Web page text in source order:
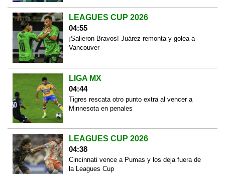
LEAGUES CUP 2026
04:55
¡Salieron Bravos! Juárez remonta y golea a
Vancouver
LIGA MX
04:44
Tigres rescata otro punto extra al vencer a
Minnesota en penales
LEAGUES CUP 2026
04:38
Cincinnati vence a Pumas y los deja fuera de
la Leagues Cup